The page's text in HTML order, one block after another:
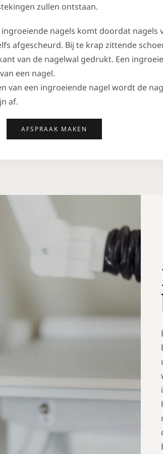
zullen ontstaan.
nagels komt doordat
afgescheurd. Bij te krap zittende
van de nagelwal gedrukt. Een
een nagel.
van een ingroeiende nagel wordt de
af.
AFSPRAAK MAKEN